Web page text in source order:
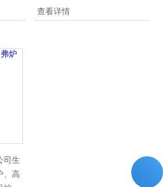
长期
坍
品操
用，环境温度在-10～40℃；
查看详情
司生
、高